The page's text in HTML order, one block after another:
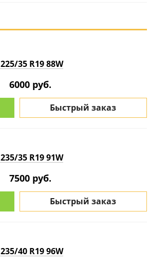
225/35 R19 88W
6000 руб.
Быстрый заказ
235/35 R19 91W
7500 руб.
Быстрый заказ
235/40 R19 96W